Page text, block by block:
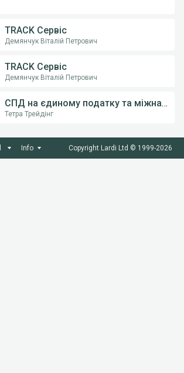
TRACK Сервіс
Демянчук Віталій Петрович
TRACK Сервіс
Демянчук Віталій Петрович
СПД на єдиному податку та міжнародні перевезення
Тетра Трейдінг
Info Copyright Lardi Ltd © 1999-2026